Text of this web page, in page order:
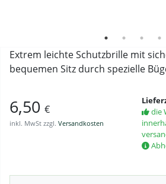
Extrem leichte Schutzbrille mit
bequemen Sitz durch spezielle
6,50 €
inkl. MwSt zzgl. Versandkosten
die